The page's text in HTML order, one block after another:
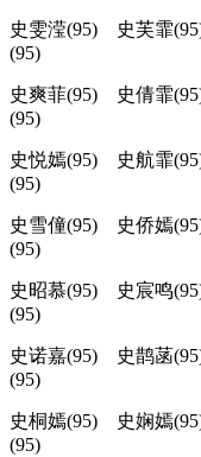
史雯滢(95) 史芙霏
(95)
史爽菲(95) 史倩霏
(95)
史悦嫣(95) 史航霏
(95)
史雪僮(95) 史侨嫣
(95)
史昭慕(95) 史宸鸣
(95)
史诺嘉(95) 史鹊菡
(95)
史桐嫣(95) 史娴嫣
(95)